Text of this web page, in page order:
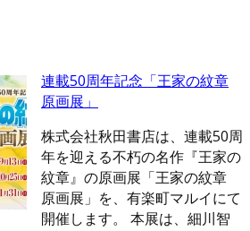
連載50周年記念「王家の紋章
原画展」
株式会社秋田書店は、連載50周
年を迎える不朽の名作『王家の
紋章』の原画展「王家の紋章
原画展」を、有楽町マルイにて
開催します。 本展は、細川智